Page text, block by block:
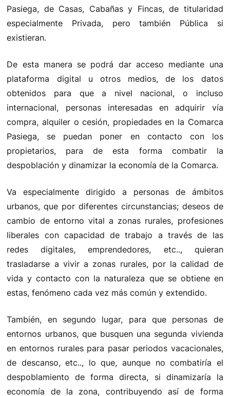
Pasiega, de Casas, Cabañas y Fincas, de titularidad
especialmente Privada, pero también Pública si
existieran.
De esta manera se podrá dar acceso mediante una
plataforma digital u otros medios, de los datos
obtenidos para que a nivel nacional, o incluso
internacional, personas interesadas en adquirir vía
compra, alquiler o cesión, propiedades en la Comarca
Pasiega, se puedan poner en contacto con los
propietarios, para de esta forma combatir la
despoblación y dinamizar la economía de la Comarca.
Va especialmente dirigido a personas de ámbitos
urbanos, que por diferentes circunstancias; deseos de
cambio de entorno vital a zonas rurales, profesiones
liberales con capacidad de trabajo a través de las
redes digitales, emprendedores, etc.., quieran
trasladarse a vivir a zonas rurales, por la calidad de
vida y contacto con la naturaleza que se obtiene en
estas, fenómeno cada vez más común y extendido.
También, en segundo lugar, para que personas de
entornos urbanos, que busquen una segunda vivienda
en entornos rurales para pasar periodos vacacionales,
de descanso, etc.., lo que, aunque no combatiría el
despoblamiento de forma directa, si dinamizaría la
economía de la zona, contribuyendo así de forma